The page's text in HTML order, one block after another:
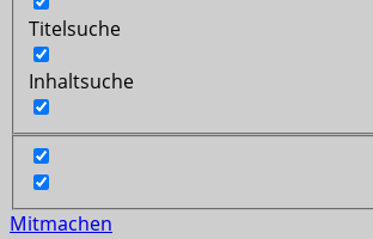
Titelsuche
Inhaltsuche
Mitmachen